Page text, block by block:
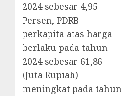
2024 sebesar 4,95
Persen, PDRB
perkapita atas harga
berlaku pada tahun
2024 sebesar 61,86
(Juta Rupiah)
meningkat pada tahun